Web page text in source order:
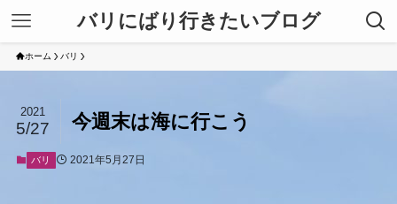
バリにばり行きたいブログ
ホーム バリ
今週末は海に行こう
2021
5/27
バリ 2021年5月27日